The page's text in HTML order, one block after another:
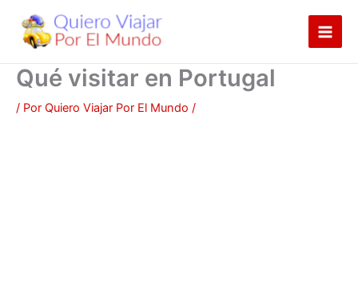
contenido
Qué visitar en Portugal
/ Por Quiero Viajar Por El Mundo /